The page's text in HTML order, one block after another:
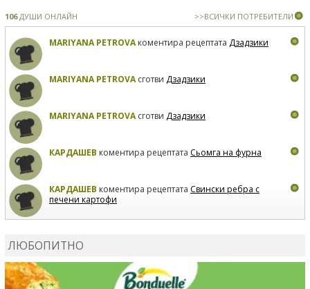
106ДУШИ ОНЛАЙН >>ВСИЧКИ ПОТРЕБИТЕЛИ
MARIYANA PETROVAкоментира рецептата Дзадзики
MARIYANA PETROVAсготви Дзадзики
MARIYANA PETROVAсготви Дзадзики
КАРДАШЕВ коментира рецептата Сьомга на фурна
КАРДАШЕВ коментира рецептата Свински ребра с
печени картофи
MARINA_VITAкоментира рецептатаКиноа със
зеленчуци
ЛЮБОПИТНО